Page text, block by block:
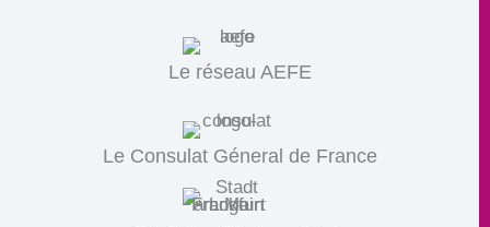
Le réseau AEFE
Le Consulat Géneral de France